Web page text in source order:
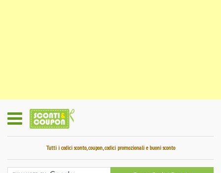
Tutti i codici sconto, coupon, codici promozionali e buoni sconto